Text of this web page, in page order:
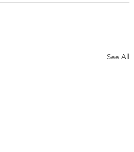
See All